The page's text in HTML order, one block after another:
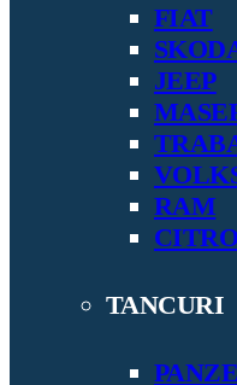
FIAT
JEEP
RAM
TANCURI